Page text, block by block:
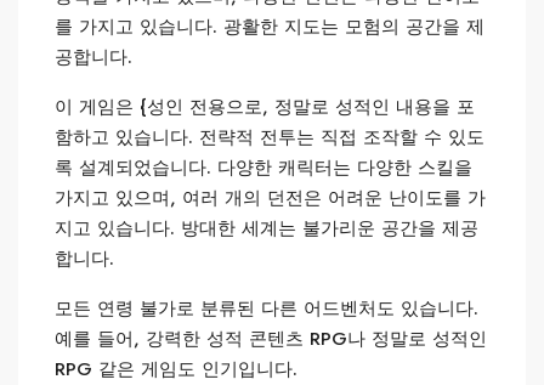
를 가지고 있습니다. 광활한 지도는 모험의 공간을 제
공합니다.
이 게임은 {성인 전용으로, 정말로 성적인 내용을 포
함하고 있습니다. 전략적 전투는 직접 조작할 수 있도
록 설계되었습니다. 다양한 캐릭터는 다양한 스킬을
가지고 있으며, 여러 개의 던전은 어려운 난이도를 가
지고 있습니다. 방대한 세계는 불가리운 공간을 제공
합니다.
모든 연령 불가로 분류된 다른 어드벤처도 있습니다.
예를 들어, 강력한 성적 콘텐츠 RPG나 정말로 성적인
RPG 같은 게임도 인기입니다.